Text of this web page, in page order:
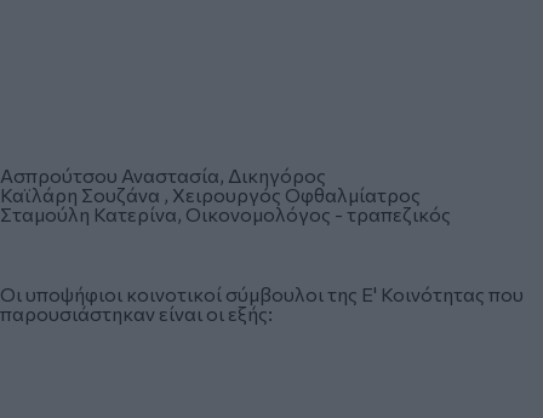
Ασπρούτσου Αναστασία, Δικηγόρος
Καϊλάρη Σουζάνα , Χειρουργός Οφθαλμίατρος
Σταμούλη Κατερίνα, Οικονομολόγος - τραπεζικός
Οι υποψήφιοι κοινοτικοί σύμβουλοι της Ε' Κοινότητας που
παρουσιάστηκαν είναι οι εξής: